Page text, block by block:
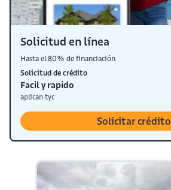
Solicitud en línea
Hasta el 80% de financiación
Solicitud de crédito
Facil y rapido
aplican tyc
Solicitar crédito